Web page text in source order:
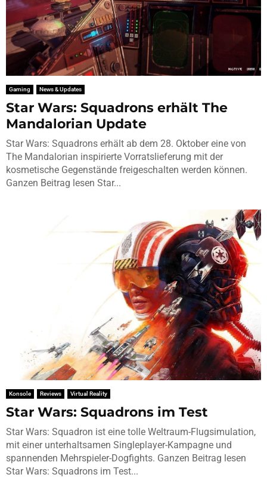
Gaming News & Updates
Star Wars: Squadrons erhält The
Mandalorian Update
Star Wars: Squadrons erhält ab dem 28. Oktober eine von
The Mandalorian inspirierte Vorratslieferung mit der
kosmetische Gegenstände freigeschalten werden können.
Ganzen Beitrag lesen Star...
Konsole Reviews Virtual Reality
Star Wars: Squadrons im Test
Star Wars: Squadron ist eine tolle Weltraum-Flugsimulation,
mit einer unterhaltsamen Singleplayer-Kampagne und
spannenden Mehrspieler-Dogfights. Ganzen Beitrag lesen
Star Wars: Squadrons im Test...